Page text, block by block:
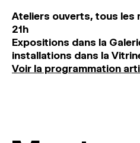
Ateliers ouverts, tous les
21h
Expositions dans la
installations dans la
Voir la programmation